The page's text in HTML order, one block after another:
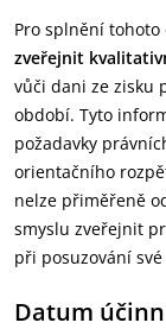
Pro splnění
zveřejnit
vůči dani ze zisku
období. Tyto
požadavky
orientačního
nelze přiměřeně
smyslu zveřejnit
při posuzování své
Datum